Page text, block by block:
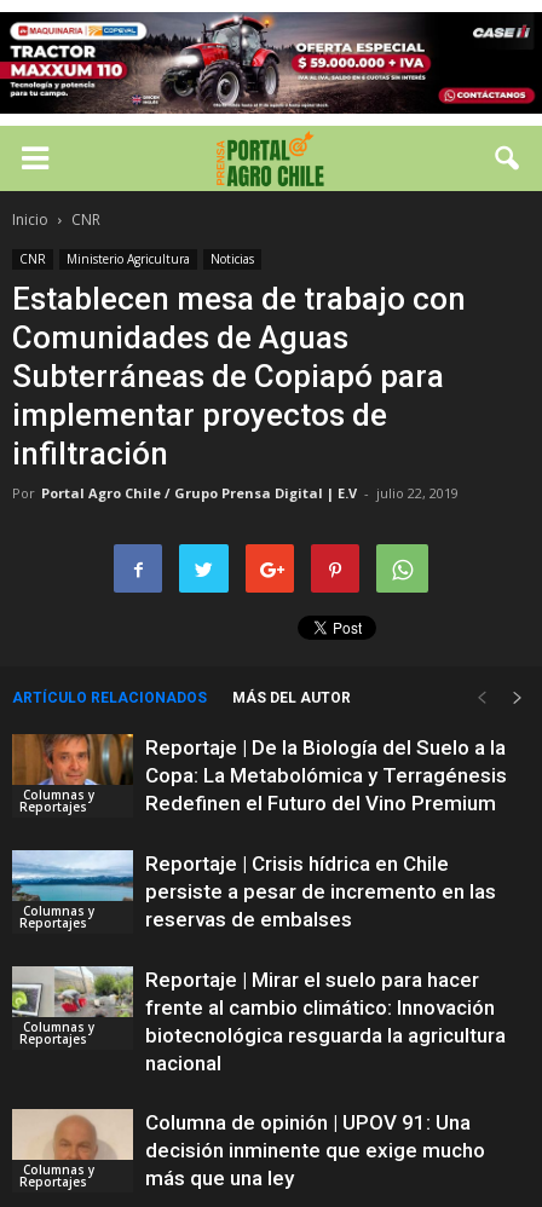
Inicio CNR
CNR Ministerio Agricultura Noticias
Establecen mesa de trabajo con
Comunidades de Aguas
Subterráneas de Copiapó para
implementar proyectos de
infiltración
Por Portal Agro Chile / Grupo Prensa Digital | E.V - julio 22, 2019
ARTÍCULO RELACIONADOS MÁS DEL AUTOR
Columnas y
Reportajes
Reportaje | De la Biología del Suelo a la
Copa: La Metabolómica y Terragénesis
Redefinen el Futuro del Vino Premium
Columnas y
Reportajes
Reportaje | Crisis hídrica en Chile
persiste a pesar de incremento en las
reservas de embalses
Columnas y
Reportajes
Reportaje | Mirar el suelo para hacer
frente al cambio climático: Innovación
biotecnológica resguarda la agricultura
nacional
Columnas y
Reportajes
Columna de opinión | UPOV 91: Una
decisión inminente que exige mucho
más que una ley